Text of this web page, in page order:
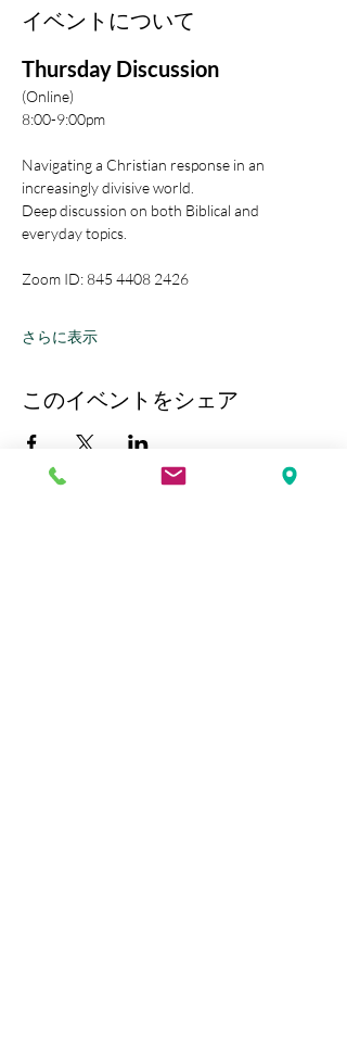
イベントについて
Thursday Discussion
(Online)
8:00-9:00pm
Navigating a Christian response in an
increasingly divisive world.
Deep discussion on both Biblical and
everyday topics.
Zoom ID: 845 4408 2426
さらに表示
このイベントをシェア